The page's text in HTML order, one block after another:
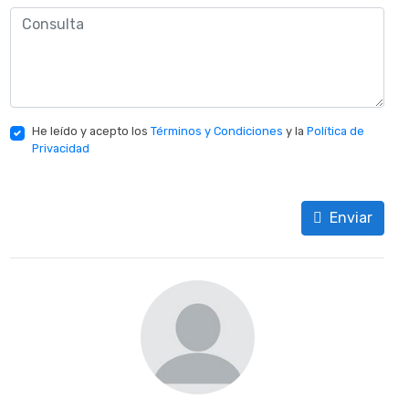
He leído y acepto los Términos y Condiciones y la Política de
Privacidad
Enviar